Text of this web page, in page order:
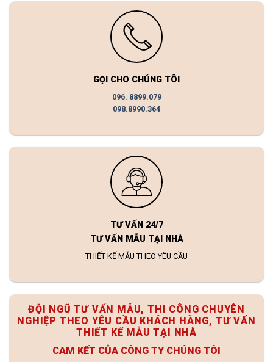
GỌI CHO CHÚNG TÔI
096. 8899.079
098.8990.364
TƯ VẤN 24/7
TƯ VẤN MẪU TẠI NHÀ
THIẾT KẾ MẪU THEO YÊU CẦU
ĐỘI NGŨ TƯ VẤN MẪU, THI CÔNG CHUYÊN
NGHIỆP THEO YÊU CẦU KHÁCH HÀNG, TƯ VẤN
THIẾT KẾ MẪU TẠI NHÀ
CAM KẾT CỦA CÔNG TY CHÚNG TÔI